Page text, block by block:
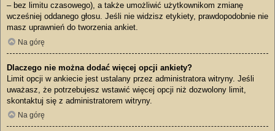
– bez limitu czasowego), a także umożliwić użytkownikom zmianę
wcześniej oddanego głosu. Jeśli nie widzisz etykiety, prawdopodobnie nie
masz uprawnień do tworzenia ankiet.
Na górę
Dlaczego nie można dodać więcej opcji ankiety?
Limit opcji w ankiecie jest ustalany przez administratora witryny. Jeśli
uważasz, że potrzebujesz wstawić więcej opcji niż dozwolony limit,
skontaktuj się z administratorem witryny.
Na górę